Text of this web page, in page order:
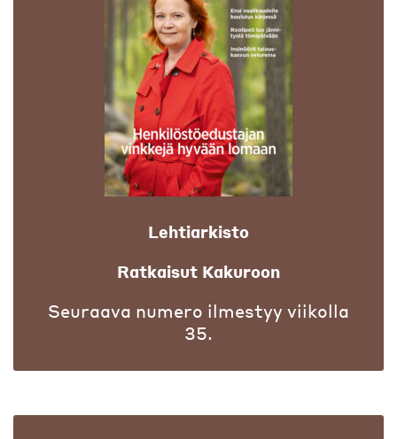
Lehtiarkisto
Ratkaisut Kakuroon
Seuraava numero ilmestyy viikolla
35.